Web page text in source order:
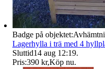
Badge på objektet:
Lagerhylla i trä med 4
Sluttid14 aug 12:19.
Pris:390 kr,Köp nu.